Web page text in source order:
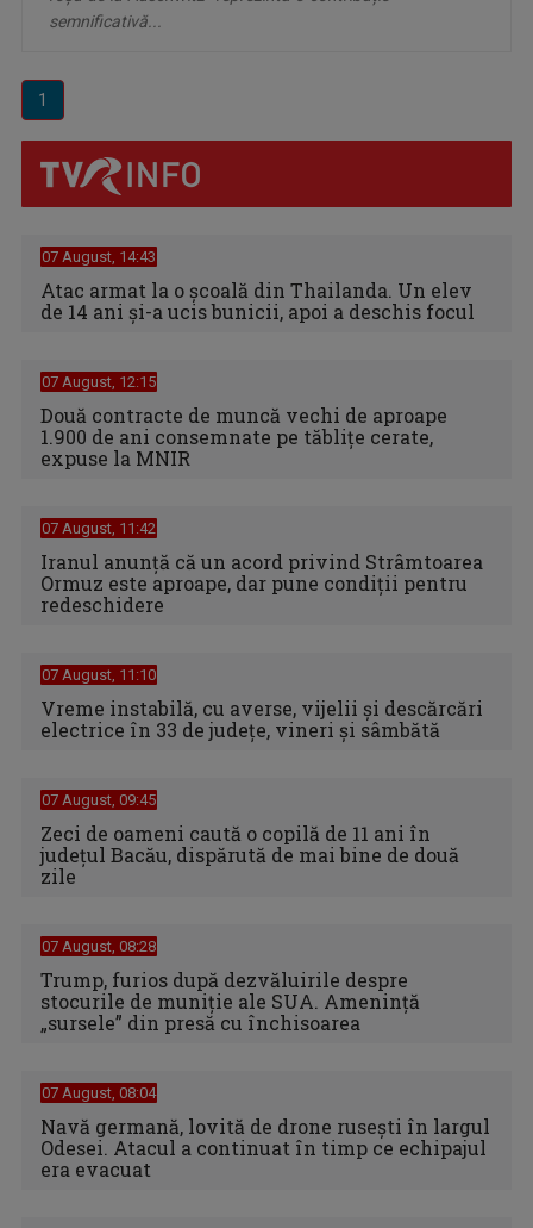
semnificativă...
1
07 August, 14:43
Atac armat la o școală din Thailanda. Un elev
de 14 ani și-a ucis bunicii, apoi a deschis focul
07 August, 12:15
Două contracte de muncă vechi de aproape
1.900 de ani consemnate pe tăblițe cerate,
expuse la MNIR
07 August, 11:42
Iranul anunță că un acord privind Strâmtoarea
Ormuz este aproape, dar pune condiții pentru
redeschidere
07 August, 11:10
Vreme instabilă, cu averse, vijelii şi descărcări
electrice în 33 de judeţe, vineri şi sâmbătă
07 August, 09:45
Zeci de oameni caută o copilă de 11 ani în
judeţul Bacău, dispărută de mai bine de două
zile
07 August, 08:28
Trump, furios după dezvăluirile despre
stocurile de muniție ale SUA. Amenință
„sursele” din presă cu închisoarea
07 August, 08:04
Navă germană, lovită de drone rusești în largul
Odesei. Atacul a continuat în timp ce echipajul
era evacuat